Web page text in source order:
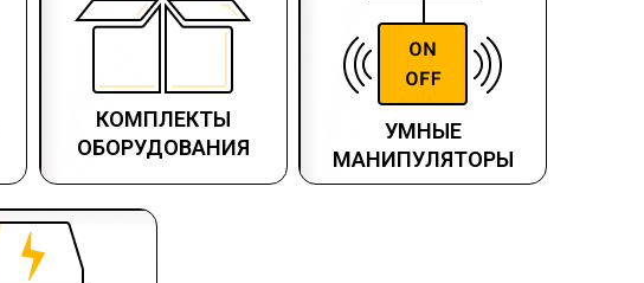
КОМПЛЕКТЫ
ОБОРУДОВАНИЯ
УМНЫЕ
МАНИПУЛЯТОРЫ